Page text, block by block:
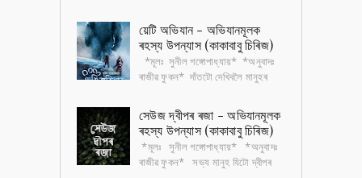
চৰিত্ৰ। এই চৰিত্ৰটোৰ ওপৰত এখন ভৌতিক...
য়েটি অভিযান - অভিযানমূলক
ৰহস্য উপন্যাস (কাকাবাবু চিৰিজ)
*মূলঃ সুনীল গঙ্গোপাধ্যায়* *অনুবাদঃ
ৰাজীৱ ফুকন* দাঁতটো দেখিবলৈ মানুহৰ
ডাঙৰ। খুৰাদেউৰ মতে সেই দাঁতৰ গ...সেউজ দ্বীপৰ ৰজা - অভিযানমূলক
ৰহস্য উপন্যাস (কাকাবাবু চিৰিজ)
*মূলঃ সুনীল গঙ্গোপাধ্যায়* *অনুবাদঃ
ৰাজীৱ ফুকন* সভ্য মানুহ যিটো দ্বীপৰ